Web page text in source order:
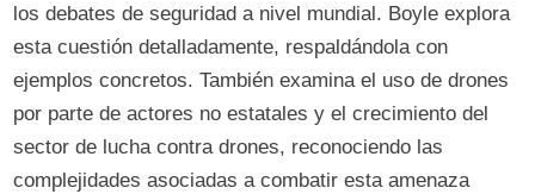
los debates de seguridad a nivel mundial. Boyle explora
esta cuestión detalladamente, respaldándola con
ejemplos concretos. También examina el uso de drones
por parte de actores no estatales y el crecimiento del
sector de lucha contra drones, reconociendo las
complejidades asociadas a combatir esta amenaza